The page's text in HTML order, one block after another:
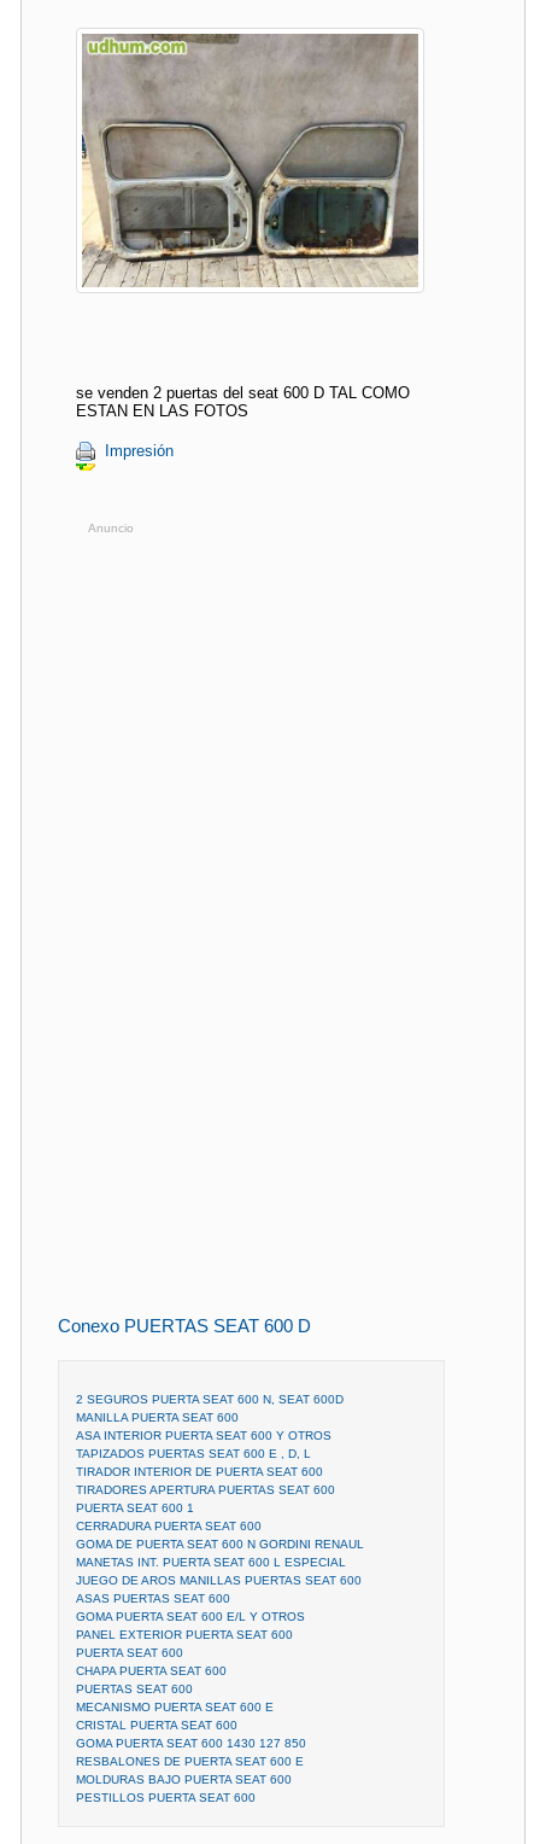
se venden 2 puertas del seat 600 D TAL COMO
ESTAN EN LAS FOTOS
Impresión
Anuncio
Conexo PUERTAS SEAT 600 D
2 SEGUROS PUERTA SEAT 600 N, SEAT 600D
MANILLA PUERTA SEAT 600
ASA INTERIOR PUERTA SEAT 600 Y OTROS
TAPIZADOS PUERTAS SEAT 600 E , D, L
TIRADOR INTERIOR DE PUERTA SEAT 600
TIRADORES APERTURA PUERTAS SEAT 600
PUERTA SEAT 600 1
CERRADURA PUERTA SEAT 600
GOMA DE PUERTA SEAT 600 N GORDINI RENAUL
MANETAS INT. PUERTA SEAT 600 L ESPECIAL
JUEGO DE AROS MANILLAS PUERTAS SEAT 600
ASAS PUERTAS SEAT 600
GOMA PUERTA SEAT 600 E/L Y OTROS
PANEL EXTERIOR PUERTA SEAT 600
PUERTA SEAT 600
CHAPA PUERTA SEAT 600
PUERTAS SEAT 600
MECANISMO PUERTA SEAT 600 E
CRISTAL PUERTA SEAT 600
GOMA PUERTA SEAT 600 1430 127 850
RESBALONES DE PUERTA SEAT 600 E
MOLDURAS BAJO PUERTA SEAT 600
PESTILLOS PUERTA SEAT 600